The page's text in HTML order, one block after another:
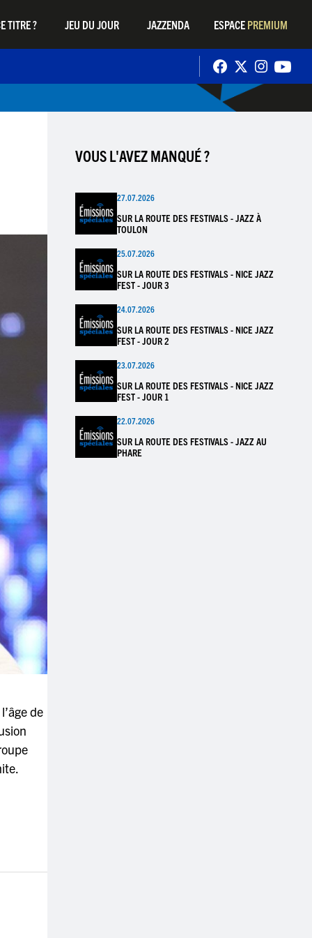
TITRE ? JEU DU JOUR JAZZENDA ESPACE PREMIUM
de
VOUS L'AVEZ MANQUÉ ?
27.07.2026
SUR LA ROUTE DES FESTIVALS - JAZZ À
TOULON
25.07.2026
SUR LA ROUTE DES FESTIVALS - NICE JAZZ
FEST - JOUR 3
24.07.2026
SUR LA ROUTE DES FESTIVALS - NICE JAZZ
FEST - JOUR 2
23.07.2026
SUR LA ROUTE DES FESTIVALS - NICE JAZZ
FEST - JOUR 1
22.07.2026
SUR LA ROUTE DES FESTIVALS - JAZZ AU
PHARE